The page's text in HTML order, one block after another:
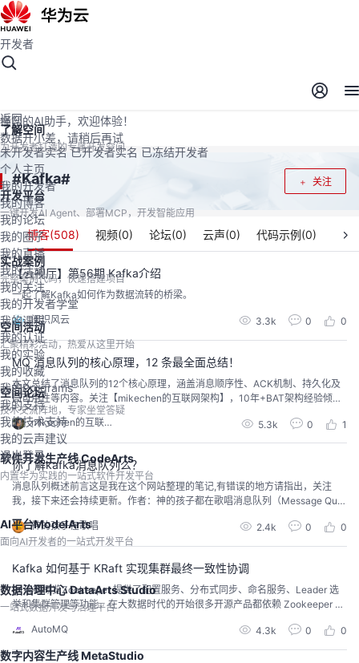
开发者空间
开发者空间
了解空间
为开发者打造的专属开发空间
开发平台
一键开发AI Agent、部署MCP，开发智能应用
实战案例
完整案例代码，快速搭建项目
空间活动
汇聚精彩活动，热爱从这里开始
空间论坛
技术交流阵地，专家坐堂答疑
软件开发生产线 CodeArts
内置华为实践的一站式软件开发平台
AI平台ModelArts
面向AI开发者的一站式开发平台
数据治理中心 DataArts Studio
一站式数据开发与治理平台
数字内容生产线 MetaStudio
开发者
返回
未开发者实名 已开发者实名 已冻结开发者
个人主页
我的开发者
我的博客
我的论坛
我的圈子
我的直播
我的活动
我的关注
我的开发者学堂
我的课程
我的认证
我的实验
我的收藏
我的Programs
我的支持
我的技术支持
我的云声建议
退出登录
懂您的AI助手，欢迎体验！
数据开小差，请稍后再试
关注
#Kafka#
博客(508) 视频(0) 论坛(0) 云声(0) 代码示例(0)
【云视厅】第56期 Kafka介绍
一起了解Kafka如何作为数据流转的桥梁。
阅识风云 3.3k 0 0
MQ 消息队列的核心原理，12 条最全面总结！
本文总结了消息队列的12个核心原理，涵盖消息顺序性、ACK机制、持久化及
高可用性等内容。关注【mikechen的互联网架构】，10年+BAT架构经验倾囊
相授。
mikechen的互联网架构
5.3k 0 1
你了解kafka消息队列么？
消息队列概述前言这是我在这个网站整理的笔记,有错误的地方请指出，关注
我，接下来还会持续更新。作者：神的孩子都在歌唱消息队列（Message Que
ue）是一种常见的异步通信机制，用于在不同的应用程序之间传递消息。在消
息队列中，消息的发送者将消息发送到队列中，而消息的接收者则从队列中读
取消息。消息队列可以实现解耦合、异步通信、缓冲、削峰填谷等功能，是大
神的孩子在歌唱 2.4k 0 0
Kafka 如何基于 KRaft 实现集群最终一致性协调
01架构概览Zookeeper 提供了配置服务、分布式同步、命名服务、Leader 选
举和集群管理等功能，在大数据时代的开始很多开源产品都依赖 Zookeeper 来
来越多：基于 Zookeeper 的协作模式，使得 Kafka 的集群一致性维护越来越复
杂；受到 Zookeeper 性能的限制，使得 Ka...
AutoMQ 4.3k 0 0